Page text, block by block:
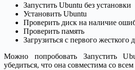
Запустить Ubuntu без установки
Установить Ubuntu
Проверить диск на наличие
Проверить память
Загрузиться с первого жесткого
Можно попробовать Запустить
убедиться, что она совместима со